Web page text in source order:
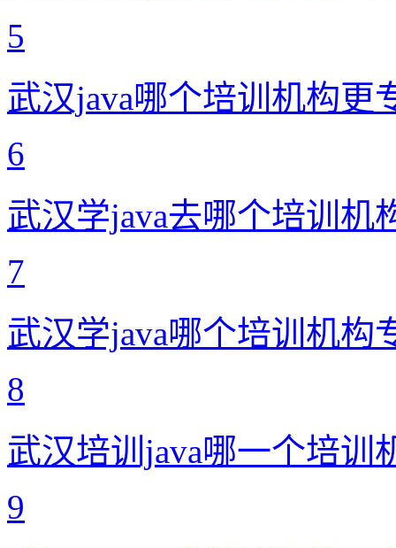
5
武汉java哪个培训机构更
6
武汉学java去哪个培训机
7
武汉学java哪个培训机构
8
武汉培训java哪一个培训
9